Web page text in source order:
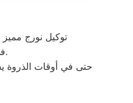
توكيل نورج
في مكان واحد وفي أسرع وقت كخدمات مابعد البيع والمبيعات والشكاوي.
حتى في أوقات الذروة